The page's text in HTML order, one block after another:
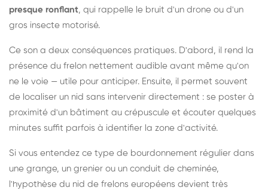
presque ronflant, qui rappelle le bruit d'un drone ou d'un
gros insecte motorisé.
Ce son a deux conséquences pratiques. D'abord, il rend la
présence du frelon nettement audible avant même qu'on
ne le voie — utile pour anticiper. Ensuite, il permet souvent
de localiser un nid sans intervenir directement : se poster à
proximité d'un bâtiment au crépuscule et écouter quelques
minutes suffit parfois à identifier la zone d'activité.
Si vous entendez ce type de bourdonnement régulier dans
une grange, un grenier ou un conduit de cheminée,
l'hypothèse du nid de frelons européens devient très